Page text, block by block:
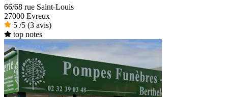
66/68 rue Saint-Louis
27000 Evreux
5 /5 (3 avis)
top notes